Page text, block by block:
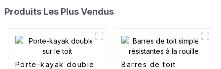
Produits Les Plus Vendus
Porte-kayak double
Barres de toit